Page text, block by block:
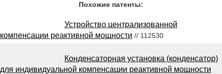
Похожие патенты:
Устройство централизованной
компенсации реактивной мощности // 112530
Конденсаторная установка (конденсатор)
для индивидуальной компенсации реактивной мощности